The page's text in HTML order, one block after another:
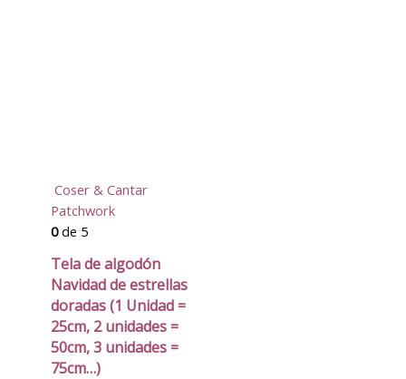
Coser & Cantar
Patchwork
0de 5
Tela de algodón
Navidad de estrellas
doradas (1 Unidad =
25cm, 2 unidades =
50cm, 3 unidades =
75cm…)